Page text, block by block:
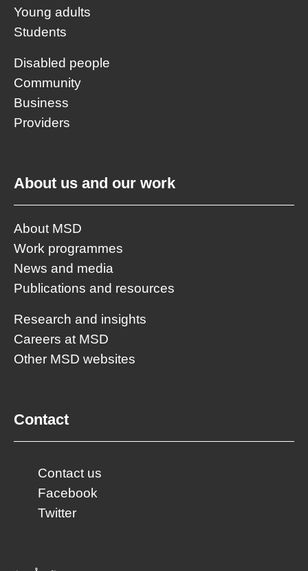
Young adults
Students
Disabled people
Community
Business
Providers
About us and our work
About MSD
Work programmes
News and media
Publications and resources
Research and insights
Careers at MSD
Other MSD websites
Contact
Contact us
Facebook
Twitter